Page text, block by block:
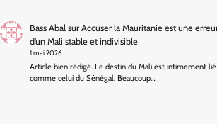
Bass Abal sur Accuser la Mauritanie est une
d’un Mali stable et indivisible
1 mai 2026
Article bien rédigé. Le destin du Mali est intimement
comme celui du Sénégal. Beaucoup…